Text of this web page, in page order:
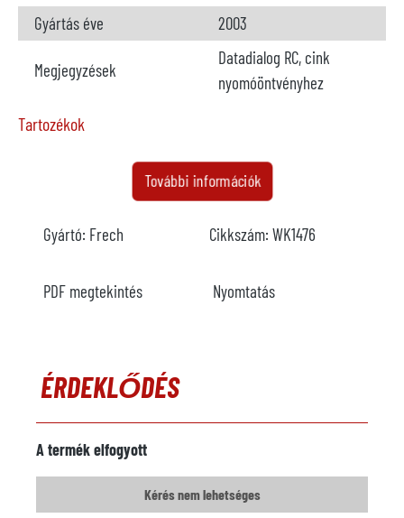
Gyártás éve
2003
Megjegyzések
Datadialog RC, cink
nyomóöntvényhez
Tartozékok
elérhető
Modell
Típus
ZC200/3800
Permetező
Gyártó
Frech
Modell
2003
További információk
Gyártó: Frech Cikkszám: WK1476
PDF megtekintés Nyomtatás
ÉRDEKLŐDÉS
A termék elfogyott
Kérés nem lehetséges